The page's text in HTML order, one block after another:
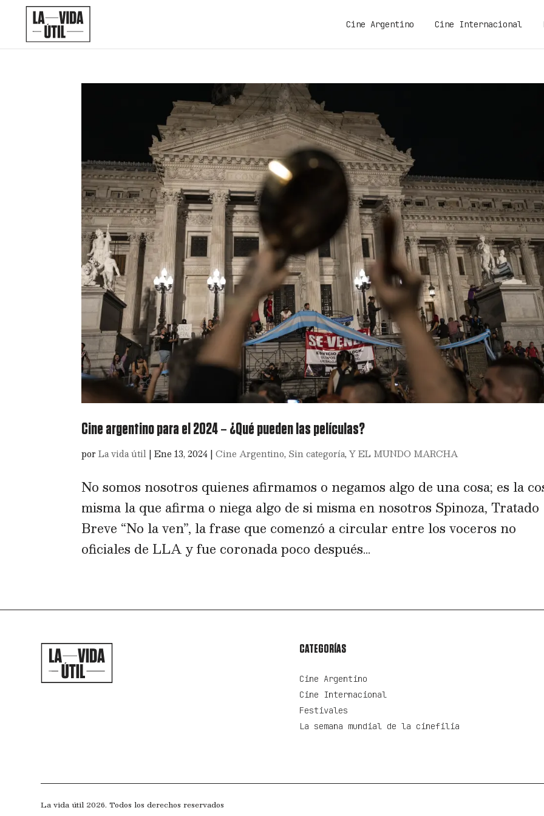
Cine Argentino Cine Internacional
Cine argentino para el 2024 – ¿Qué pueden las películas?
porLa vida útil |Ene 13, 2024 |Cine Argentino, Sin categoría,Y EL MUNDO MARCHA
No somos nosotros quienes afirmamos o negamos algo de una cosa; es la
misma la que afirma o niega algo de si misma en nosotros Spinoza, Tratado
Breve “No la ven”, la frase que comenzó a circular entre los voceros no
oficiales de LLA y fue coronada poco después...
CATEGORÍAS
Cine Argentino
Cine Internacional
Festivales
La semana mundial de la cinefilia
La vida útil 2026. Todos los derechos reservados